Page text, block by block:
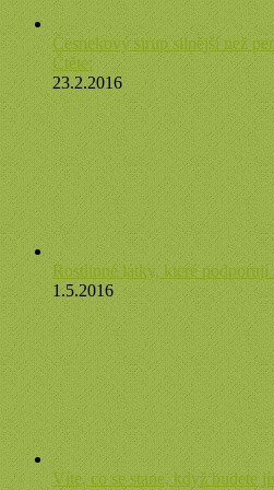
Česnekový sirup silnější než
Čtěte:
23.2.2016
Rostlinné látky, které
1.5.2016
Víte, co se stane, když budete